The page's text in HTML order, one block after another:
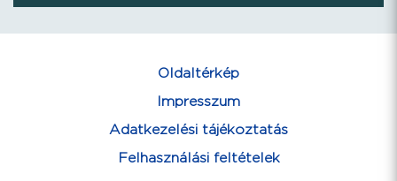
Oldaltérkép
Impresszum
Adatkezelési tájékoztatás
Felhasználási feltételek